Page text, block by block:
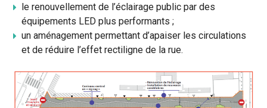
le renouvellement de l’éclairage public par des
équipements LED plus performants ;
un aménagement permettant d’apaiser les circulations
et de réduire l’effet rectiligne de la rue.